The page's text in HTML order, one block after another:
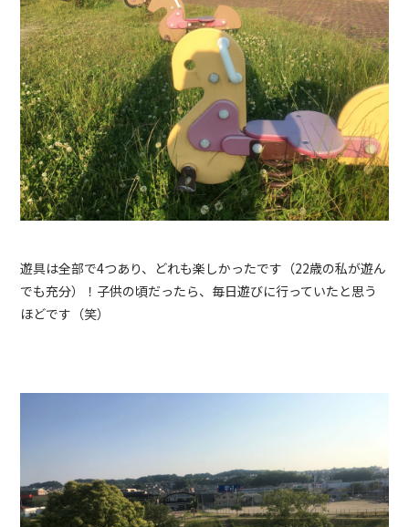
遊具は全部で4つあり、どれも楽しかったです（22歳の私が遊ん
でも充分）！子供の頃だったら、毎日遊びに行っていたと思う
ほどです（笑）